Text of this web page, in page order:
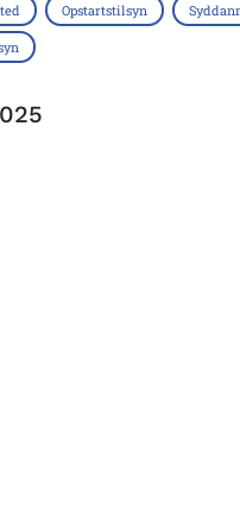
Opstartstilsyn